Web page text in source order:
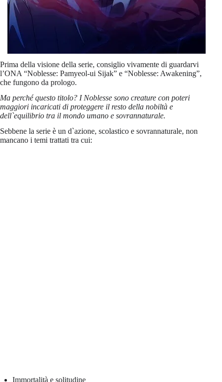
Prima della visione della serie, consiglio vivamente di guardarvi
l’ONA “Noblesse: Pamyeol-ui Sijak” e “Noblesse: Awakening”,
che fungono da prologo.
Ma perché questo titolo? I Noblesse sono creature con poteri
maggiori incaricati di proteggere il resto della nobiltà e
dell`equilibrio tra il mondo umano e sovrannaturale.
Sebbene la serie è un d`azione, scolastico e sovrannaturale, non
mancano i temi trattati tra cui:
Immortalità e solitudine